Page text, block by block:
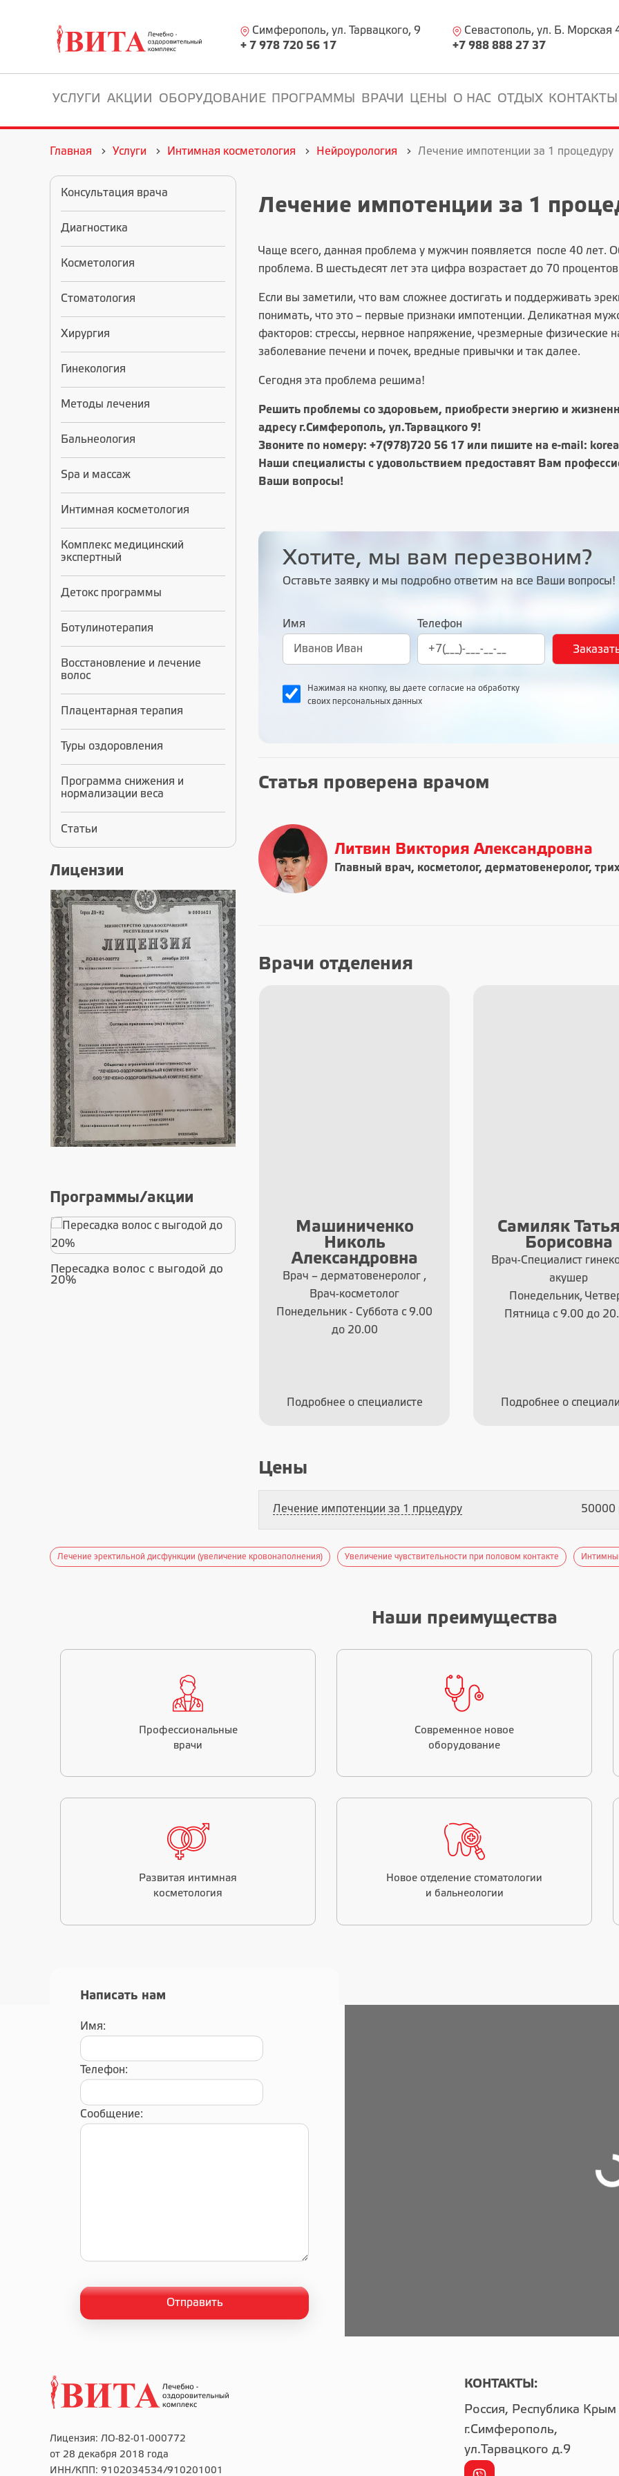
Симферополь, ул. Тарвацкого, 9
+ 7 978 720 56 17
Севастополь, ул. Б. Морская
+7 988 888 27 37
УСЛУГИ АКЦИИ ОБОРУДОВАНИЕ ПРОГРАММЫ ВРАЧИ ЦЕНЫ О НАС ОТДЫХ КОНТАКТЫ
Главная Услуги Интимная косметология Нейроурология Лечение импотенции за 1 процедуру
Консультация врача
Диагностика
Косметология
Стоматология
Хирургия
Гинекология
Методы лечения
Бальнеология
Spa и массаж
Интимная косметология
Комплекс медицинский
экспертный
Детокс программы
Ботулинотерапия
Восстановление и лечение
волос
Плацентарная терапия
Туры оздоровления
Программа снижения и
нормализации веса
Статьи
Лицензии
Программы/акции
Пересадка волос с выгодой до
20%
Лечение импотенции за 1
Чаще всего, данная проблема у мужчин появляется после 40 лет.
проблема. В шестьдесят лет эта цифра возрастает до 70
Если вы заметили, что вам сложнее достигать и поддерживать
понимать, что это – первые признаки импотенции. Деликатная
факторов: стрессы, нервное напряжение, чрезмерные физические
заболевание печени и почек, вредные привычки и так далее.
Сегодня эта проблема решима!
Решить проблемы со здоровьем, приобрести энергию и
адресу г.Симферополь, ул.Тарвацкого 9!
Звоните по номеру: +7(978)720 56 17 или пишите на e-mail:
Наши специалисты с удовольствием предоставят Вам
Ваши вопросы!
Хотите, мы вам перезвоним?
Оставьте заявку и мы подробно ответим на все Ваши вопросы!
Имя Телефон
Нажимая на кнопку, вы даете согласие на обработку
своих персональных данных
Статья проверена врачом
Литвин Виктория Александровна
Главный врач, косметолог, дерматовенеролог,
Врачи отделения
Машиниченко
Врач – дерматовенеролог ,
Самиляк Татьяна
Борисовна
Врач-Специалист гинеколог –
акушер
Понедельник, Четверг,
Пятница с 9.00 до 20.00
Подробнее о специалисте
Алядинов
Диляверович
Врач-Специалист-
По предварительной
Подробнее о
Цены
Лечение импотенции за 1 прцедуру 50000
Увеличение чувствительности при половом контакте Интимный филлинг у мужчин Лечение простатита у мужчин
Наши преимущества
Профессиональные
врачи
Современное новое
оборудование
Развитая интимная
косметология
Новое отделение стоматологии
и бальнеологии
Написать нам
Имя:
Телефон:
Сообщение:
Лицензия: ЛО-82-01-000772
от 28 декабря 2018 года
ИНН/КПП: 9102034534/910201001
КОНТАКТЫ:
Россия, Республика Крым
г.Симферополь,
ул.Тарвацкого д.9